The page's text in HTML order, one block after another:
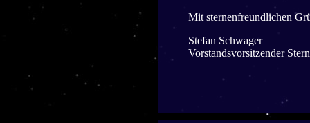
Mit sternenfreundlichen
Stefan Schwager
Vorstandsvorsitzender